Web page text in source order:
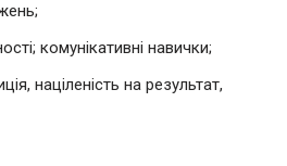
комунікативні навички;
націленість на результат,